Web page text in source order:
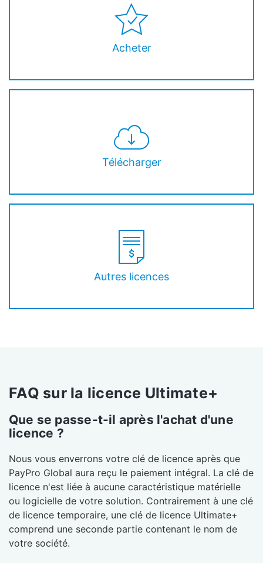
Acheter
Télécharger
Autres licences
FAQ sur la licence Ultimate+
Que se passe-t-il après l'achat d'une
licence ?
Nous vous enverrons votre clé de licence après que
PayPro Global aura reçu le paiement intégral. La clé de
licence n'est liée à aucune caractéristique matérielle
ou logicielle de votre solution. Contrairement à une clé
de licence temporaire, une clé de licence Ultimate+
comprend une seconde partie contenant le nom de
votre société.